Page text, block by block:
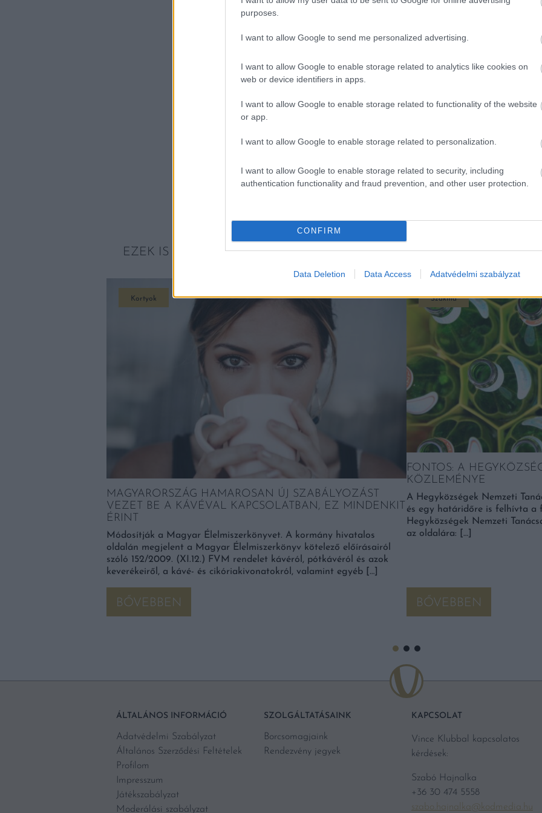
purposes.
I want to allow Google to send me personalized advertising.
I want to allow Google to enable storage related to analytics like cookies on
web or device identifiers in apps.
I want to allow Google to enable storage related to functionality of the website
or app.
I want to allow Google to enable storage related to personalization.
I want to allow Google to enable storage related to security, including
authentication functionality and fraud prevention, and other user protection.
CONFIRM
Data Deletion Data Access Adatvédelmi szabályzat
EZEK IS ÉRDEKELHETNEK
Kortyok
MAGYARORSZÁG HAMAROSAN ÚJ SZABÁLYOZÁST
VEZET BE A KÁVÉVAL KAPCSOLATBAN, EZ MINDENKIT
ÉRINT
Módosítják a Magyar Élelmiszerkönyvet. A kormány hivatalos
oldalán megjelent a Magyar Élelmiszerkönyv kötelező előírásairól
szóló 152/2009. (XI.12.) FVM rendelet kávéról, pótkávéról és azok
keverékeiről, a kávé- és cikóriakivonatokról, valamint egyéb […]
BŐVEBBEN
Szakma
FONTOS: A
KÖZLEMÉNYE
A Hegyközségek Nemzeti
és egy határidőre is felhívta a
Hegyközségek Nemzeti
az oldalára: […]
BŐVEBBEN
ÁLTALÁNOS INFORMÁCIÓ
Adatvédelmi Szabályzat
Általános Szerződési Feltételek
Profilom
Impresszum
Játékszabályzat
Moderálási szabályzat
SZOLGÁLTATÁSAINK
Borcsomagjaink
Rendezvény jegyek
KAPCSOLAT
Vince Klubbal kapcsolatos
kérdések:
Szabó Hajnalka
+36 30 474 5558
szabo.hajnalka@kodmedia.hu